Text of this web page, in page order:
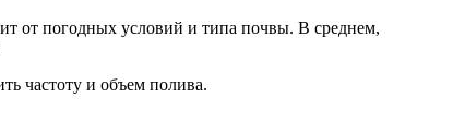
от погодных условий и типа почвы. В среднем,
частоту и объем полива.